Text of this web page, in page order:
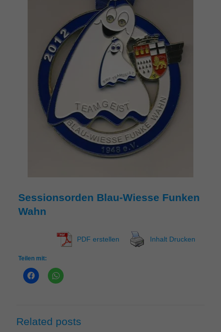
Sessionsorden Blau-Wiesse Funken
Wahn
PDF erstellen Inhalt Drucken
Teilen mit:
Related posts